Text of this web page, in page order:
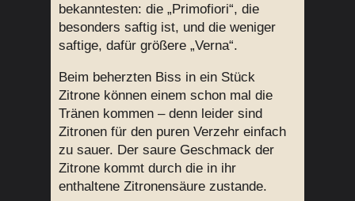
bekanntesten: die „Primofiori“, die
besonders saftig ist, und die weniger
saftige, dafür größere „Verna“.
Beim beherzten Biss in ein Stück
Zitrone können einem schon mal die
Tränen kommen – denn leider sind
Zitronen für den puren Verzehr einfach
zu sauer. Der saure Geschmack der
Zitrone kommt durch die in ihr
enthaltene Zitronensäure zustande.